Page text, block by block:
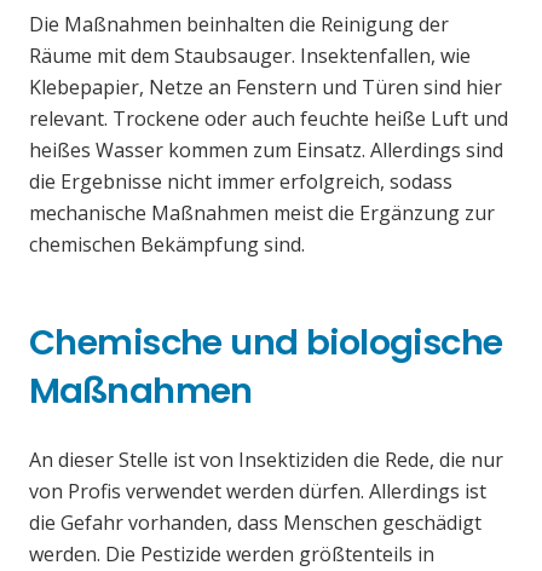
Die Maßnahmen beinhalten die Reinigung der
Räume mit dem Staubsauger. Insektenfallen, wie
Klebepapier, Netze an Fenstern und Türen sind hier
relevant. Trockene oder auch feuchte heiße Luft und
heißes Wasser kommen zum Einsatz. Allerdings sind
die Ergebnisse nicht immer erfolgreich, sodass
mechanische Maßnahmen meist die Ergänzung zur
chemischen Bekämpfung sind.
Chemische und biologische
Maßnahmen
An dieser Stelle ist von Insektiziden die Rede, die nur
von Profis verwendet werden dürfen. Allerdings ist
die Gefahr vorhanden, dass Menschen geschädigt
werden. Die Pestizide werden größtenteils in